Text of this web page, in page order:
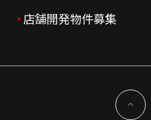
企業理念
新型コロナウイルス対応
決算資料
コーポレートガバナンス
中途採用
よくあるご質問
FC加盟店募集TOP
店舗開発物件募集